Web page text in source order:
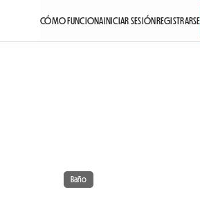
CÓMO FUNCIONAINICIAR SESIÓNREGISTRARSE
Baño